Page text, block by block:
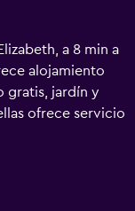
a 8 min a
alojamiento
gratis, jardín y
ofrece servicio
Este
Estadio Nelson